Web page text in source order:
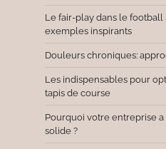
Le fair-play dans le
exemples inspirants
Douleurs chroniques:
Les indispensables pour
tapis de course
Pourquoi votre entreprise a
solide ?